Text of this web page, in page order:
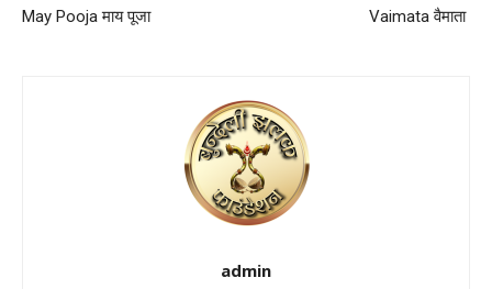
May Pooja माय पूजा Vaimata वैमाता
admin